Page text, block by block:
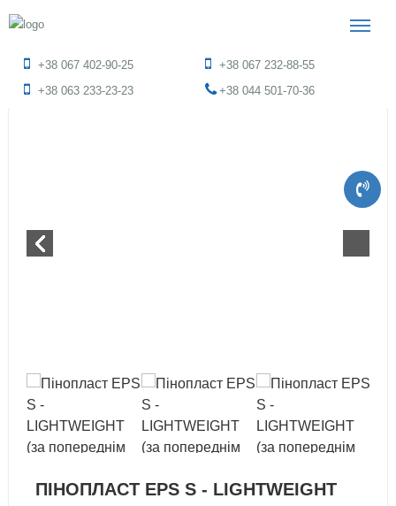
+38 067 402-90-25
+38 067 232-88-55
+38 063 233-23-23
+38 044 501-70-36
ПІНОПЛАСТ EPS S - LIGHTWEIGHT